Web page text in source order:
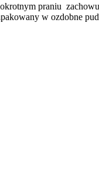
praniu
w ozdobne